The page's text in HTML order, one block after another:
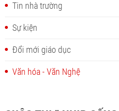
Tin nhà trường
Sự kiện
Đổi mới giáo dục
Văn hóa - Văn Nghệ